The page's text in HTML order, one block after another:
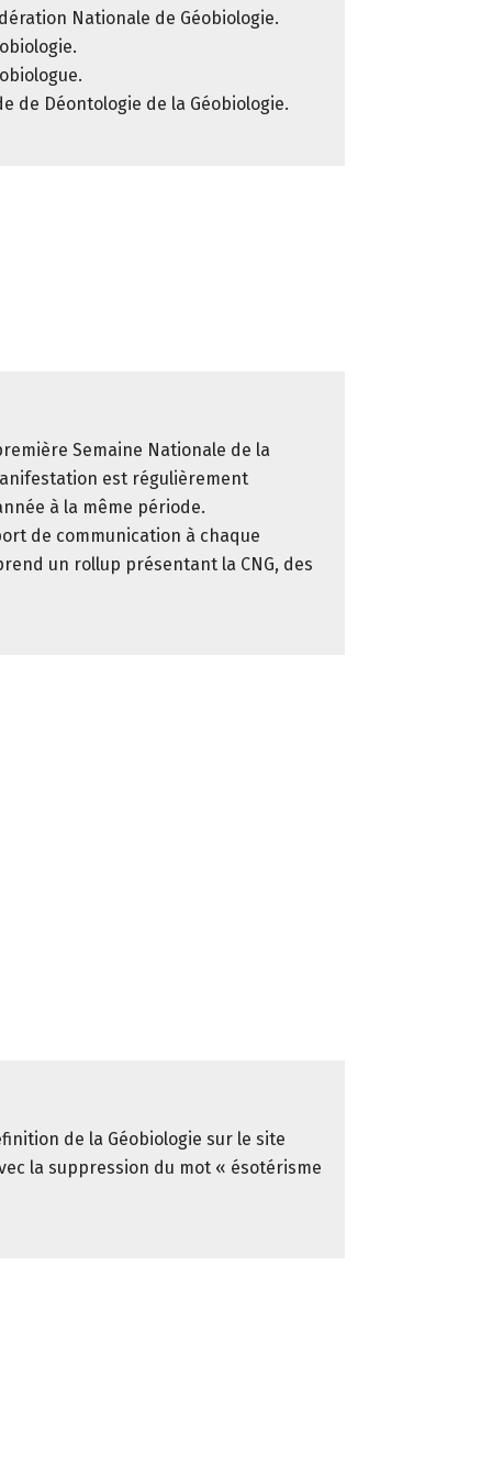
Nationale de Géobiologie.
de Déontologie de la Géobiologie.
Semaine Nationale de la
est régulièrement
à la même période.
de communication à chaque
un rollup présentant la CNG, des
de la Géobiologie sur le site
la suppression du mot « ésotérisme